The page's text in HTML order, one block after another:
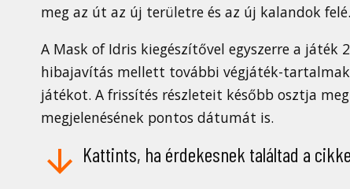
meg az út az új területre és az új kalandok felé.
A Mask of Idris kiegészítővel egyszerre a játék
hibajavítás mellett további végjáték-
játékot. A frissítés részleteit később osztja
megjelenésének pontos dátumát is.
Kattints, ha érdekesnek találtad a